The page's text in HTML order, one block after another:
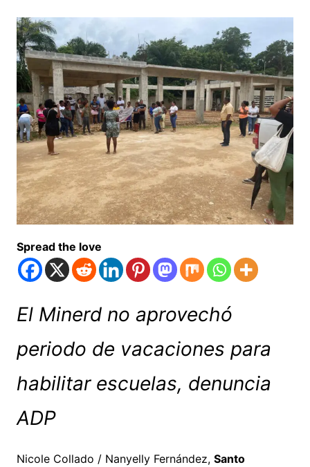
Spread the love
El Minerd no aprovechó
periodo de vacaciones para
habilitar escuelas, denuncia
ADP
Nicole Collado / Nanyelly Fernández, Santo